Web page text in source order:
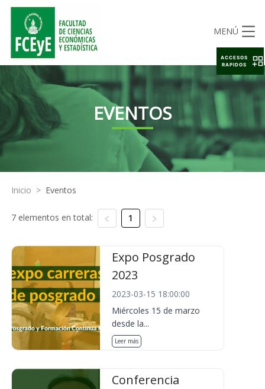
MENÚ
EVENTOS
Inicio > Eventos
7 elementos en total: 1
Expo Posgrado
2023
2023-03-15 18:00:00
Miércoles 15 de marzo
desde la...
Leer más
Conferencia
ACCESOS
RAPIDOS